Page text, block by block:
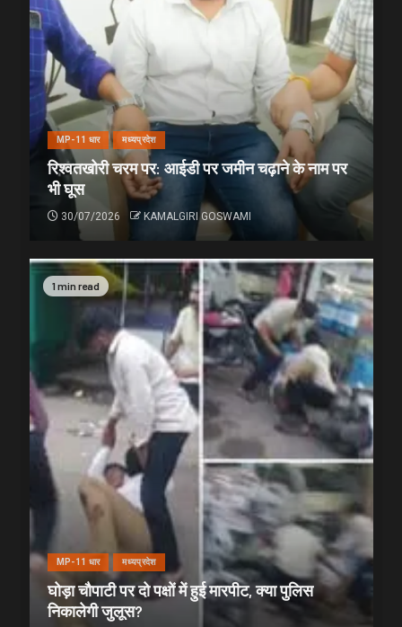
MP-11 धार मध्यप्रदेश
रिश्वतखोरी चरम पर: आईडी पर जमीन चढ़ाने के नाम पर
भी घूस
30/07/2026 KAMALGIRI GOSWAMI
1 min read
MP-11 धार मध्यप्रदेश
घोड़ा चौपाटी पर दो पक्षों में हुई मारपीट, क्या पुलिस
निकालेगी जुलूस?